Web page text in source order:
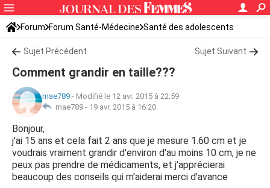
Forum Forum Santé-Médecine Santé des adolescents
Sujet Précédent Sujet Suivant
Comment grandir en taille???
mae789 - Modifié le 12 avr. 2015 à 22:59
mae789 - 19 avr. 2015 à 16:20
Bonjour,
j'ai 15 ans et cela fait 2 ans que je mesure 1.60 cm et je
voudrais vraiment grandir d'environ d'au moins 10 cm, je ne
peux pas prendre de médicaments, et j'apprécierai
beaucoup des conseils qui m'aiderai merci d'avance